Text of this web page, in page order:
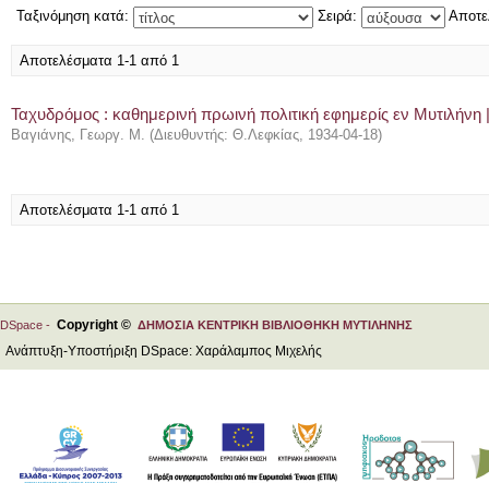
Ταξινόμηση κατά: Σειρά:
Αποτελέσματα 1-1 από 1
Ταχυδρόμος : καθημερινή πρωινή πολιτική εφημερίς εν
Βαγιάνης, Γεωργ. Μ. (Διευθυντής: Θ.Λεφκίας, 1934-04-18)
Αποτελέσματα 1-1 από 1
DSpace - Copyright © ΔΗΜΟΣΙΑ ΚΕΝΤΡΙΚΗ ΒΙΒΛΙΟΘΗΚΗ ΜΥΤΙΛΗΝΗΣ
Ανάπτυξη-Υποστήριξη DSpace: Χαράλαμπος Μιχελής